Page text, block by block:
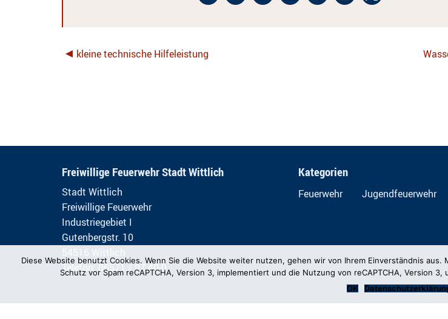
kleine technische Hilfeleistung
Freiwillige Feuerwehr Stadt Wittlich
Stadt Wittlich
Freiwillige Feuerwehr
Industriegebiet I
Gutenbergstr. 10
Telefon: 06571 / 97 40-0
Kategorien
Feuerwehr Jugendfeuerwehr
Diese Website benutzt Cookies. Wenn Sie die Website weiter nutzen, gehen wir von Ihrem Einverständnis aus.
Schutz vor Spam reCAPTCHA, Version 3, implementiert und die Nutzung von reCAPTCHA, Version 3,
OK